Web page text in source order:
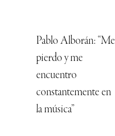
Pablo Alborán: “Me
pierdo y me
encuentro
constantemente en
la música”